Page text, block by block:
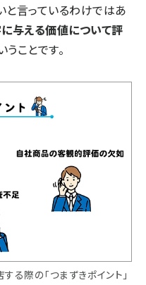
と言っているわけではあ
与える価値について評
うことです。
る際の「つまずきポイント」